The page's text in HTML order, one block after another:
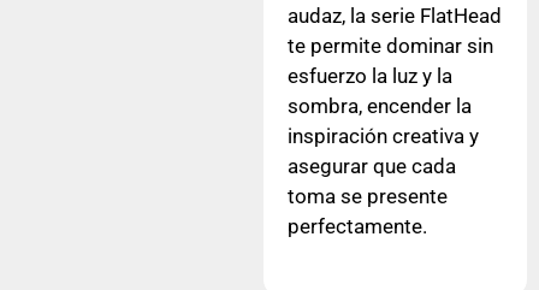
audaz, la serie FlatHead
te permite dominar sin
esfuerzo la luz y la
sombra, encender la
inspiración creativa y
asegurar que cada
toma se presente
perfectamente.